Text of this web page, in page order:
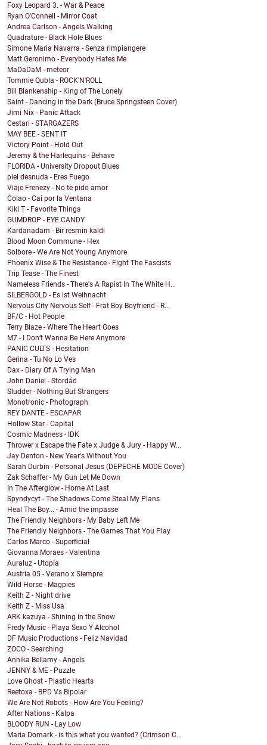
Foxy Leopard 3. - War & Peace
Ryan O'Connell - Mirror Coat
Andrea Carlson - Angels Walking
Quadrature - Black Hole Blues
Simone Maria Navarra - Senza rimpiangere
Matt Geronimo - Everybody Hates Me
MaDaDaM - meteor
Tommie Qubla - ROCK'N'ROLL
Bill Blankenship - King of The Lonely
Saint - Dancing in the Dark (Bruce Springsteen Cover)
Jimi Nix - Panic Attack
Cestari - STARGAZERS
MAY BEE - SENT IT
Victory Point - Hold Out
Jeremy & the Harlequins - Behave
FLORIDA - University Dropout Blues
piel desnuda - Eres Fuego
Viaje Frenezy - No te pido amor
Colao - Caí por la Ventana
Kiki T - Favorite Things
GUMDROP - EYE CANDY
Kardanadam - Bir resmin kaldı
Blood Moon Commune - Hex
Solbore - We Are Not Young Anymore
Phoenix Wise & The Resistance - Fight The Fascists
Trip Tease - The Finest
Nameless Friends - There's A Rapist In The White H...
SILBERGOLD - Es ist Weihnacht
Nervous City Nervous Self - Frat Boy Boyfriend - R...
BF/C - Hot People
Terry Blaze - Where The Heart Goes
M7 - I Don’t Wanna Be Here Anymore
PANIC CULTS - Hesitation
Gerina - Tu No Lo Ves
Dax - Diary Of A Trying Man
John Daniel - Stordåd
Sludder - Nothing But Strangers
Monotronic - Photograph
REY DANTE - ESCAPAR
Hollow Star - Capital
Cosmic Madness - IDK
Thrower x Escape the Fate x Judge & Jury - Happy W...
Jay Denton - New Year's Without You
Sarah Durbin - Personal Jesus (DEPECHE MODE Cover)
Zak Schaffer - My Gun Let Me Down
In The Afterglow - Home At Last
Spyndycyt - The Shadows Come Steal My Plans
Heal The Boy... - Amid the impasse
The Friendly Neighbors - My Baby Left Me
The Friendly Neighbors - The Games That You Play
Carlos Marco - Superficial
Giovanna Moraes - Valentina
Auraluz - Utopía
Austria 05 - Verano x Siempre
Wild Horse - Magpies
Keith Z - Night drive
Keith Z - Miss Usa
ARK kazuya - Shining in the Snow
Fredy Music - Playa Sexo Y Alcohol
DF Music Productions - Feliz Navidad
ZOCO - Searching
Annika Bellamy - Angels
JENNY & ME - Puzzle
Love Ghost - Plastic Hearts
Reetoxa - BPD Vs Bipolar
We Are Not Robots - How Are You Feeling?
After Nations - Kalpa
BLOODY RUN - Lay Low
Maria Domark - is this what you wanted? (Crimson C...